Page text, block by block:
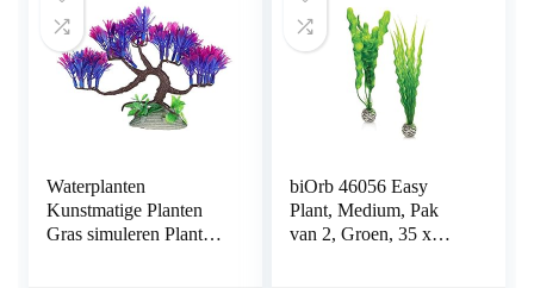
Waterplanten
Kunstmatige Planten
Gras simuleren Planten
biOrb 46056 Easy
Plant, Medium, Pak
van 2, Groen, 35 x